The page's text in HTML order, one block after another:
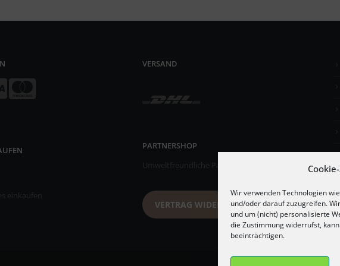
Wir verwenden Technologien
und/oder darauf zuzugreifen.
und um (nicht) personalisierte
die Zustimmung widerrufst,
beeinträchtigen.
einkaufen
VERSAND
PARTNERSHOP
Umweltfreundliche Papiertischsets
VERTRAG WIDERRUFEN